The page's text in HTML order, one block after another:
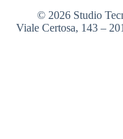
© 2026 Studio
Viale Certosa, 143 –